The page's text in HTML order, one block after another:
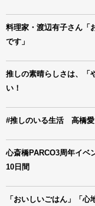
料理家・渡辺有子さん「
です」
推しの素晴らしさは、「
い！
#推しのいる生活 高橋愛
心斎橋PARCO3周年イベ
10日間
「おいしいごはん」「